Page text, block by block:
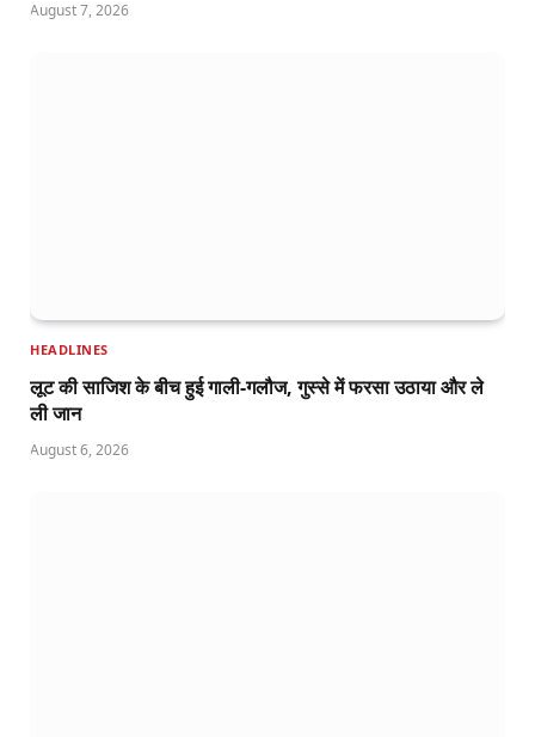
August 7, 2026
HEADLINES
लूट की साजिश के बीच हुई गाली-गलौज, गुस्से में फरसा उठाया और ले
ली जान
August 6, 2026